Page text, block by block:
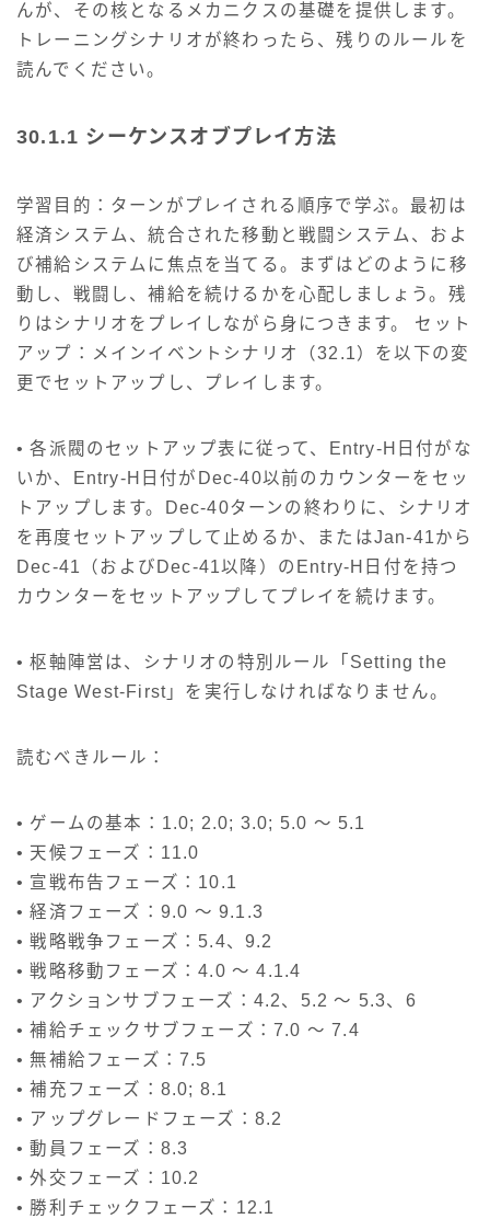
んが、その核となるメカニクスの基礎を提供します。
トレーニングシナリオが終わったら、残りのルールを
読んでください。
30.1.1 シーケンスオブプレイ方法
学習目的：ターンがプレイされる順序で学ぶ。最初は
経済システム、統合された移動と戦闘システム、およ
び補給システムに焦点を当てる。まずはどのように移
動し、戦闘し、補給を続けるかを心配しましょう。残
りはシナリオをプレイしながら身につきます。 セット
アップ：メインイベントシナリオ（32.1）を以下の変
更でセットアップし、プレイします。
• 各派閥のセットアップ表に従って、Entry-H日付がな
いか、Entry-H日付がDec-40以前のカウンターをセッ
トアップします。Dec-40ターンの終わりに、シナリオ
を再度セットアップして止めるか、またはJan-41から
Dec-41（およびDec-41以降）のEntry-H日付を持つ
カウンターをセットアップしてプレイを続けます。
• 枢軸陣営は、シナリオの特別ルール「Setting the
Stage West-First」を実行しなければなりません。
読むべきルール：
• ゲームの基本：1.0; 2.0; 3.0; 5.0 ～ 5.1
• 天候フェーズ：11.0
• 宣戦布告フェーズ：10.1
• 経済フェーズ：9.0 ～ 9.1.3
• 戦略戦争フェーズ：5.4、9.2
• 戦略移動フェーズ：4.0 ～ 4.1.4
• アクションサブフェーズ：4.2、5.2 ～ 5.3、6
• 補給チェックサブフェーズ：7.0 ～ 7.4
• 無補給フェーズ：7.5
• 補充フェーズ：8.0; 8.1
• アップグレードフェーズ：8.2
• 動員フェーズ：8.3
• 外交フェーズ：10.2
• 勝利チェックフェーズ：12.1